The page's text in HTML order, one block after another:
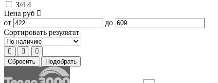
3/4 4
Цена руб
от
до
Сортировать результат
Сбросить Подобрать